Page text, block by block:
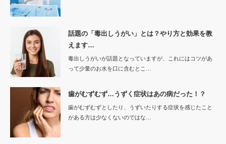
話題の「毒出しうがい」とは？やり方と効果を教
えます…
毒出しうがいが話題となっていますが、これにはコツがあ
って少量のお水を口に含むとこ…
歯がむずむず…うずく症状はあの病だった！？
歯がむずむずとしたり、うずいたりする症状を感じたこと
がある方は少なくないのではな…